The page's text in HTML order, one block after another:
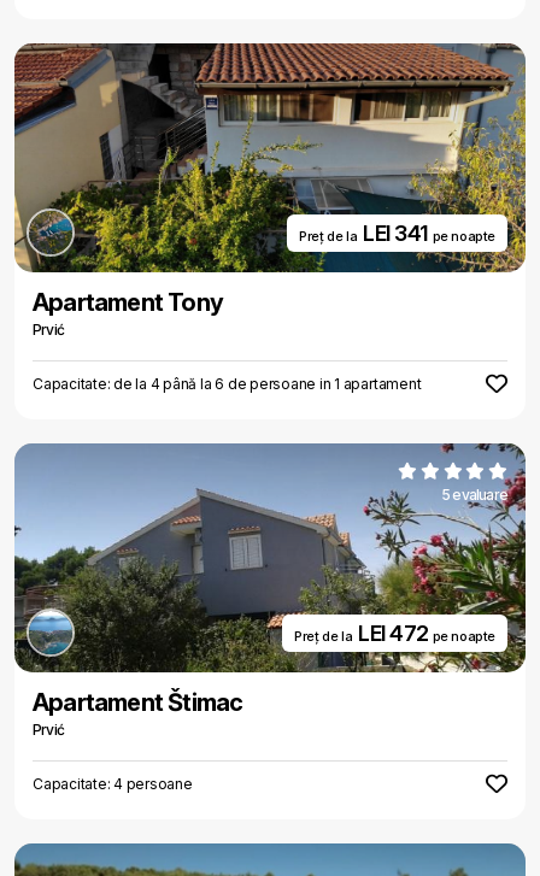
Preț de la LEI 341 pe noapte
Apartament Tony
Prvić
Capacitate: de la 4 până la 6 de persoane in 1 apartament
5 evaluare
Preț de la LEI 472 pe noapte
Apartament Štimac
Prvić
Capacitate: 4 persoane